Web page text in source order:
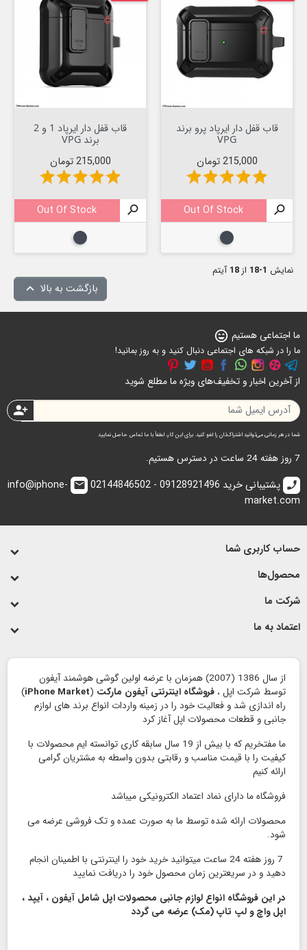
قاب قفل دار ایرپاد پرو برند
VPG
قیمت
215,000 تومان
star
star
star
star
star

Out Of Stock
مشکی
قاب قفل دار ایرپاد 1 و 2
برند VPG
قیمت
215,000 تومان
star
star
star
star
star

Out Of Stock
مشکی
نمایش 1-18 از 18 آیتم
بازگشت به بالا 
ما اجتماعی هستیم sentiment_very_satisfied
ما را در شبکه های اجتماعی دنبال کنید و به روز بمانید!
از آخرین اخبار و تخفیف‌های ویژه ما مطلع شوید
person_add
شما در هر زمانی می‌توانید اشتراک‌تان را لغو کنید. برای این کار، لطفاً با ما تماس حاصل نمایید
7 روز هفته 24 ساعت در دسترس هستیم.
call پشتیبانی خرید 09128921496 - 02144846502 email
info@iphone-
market.com
حساب کاربری شما
محصول‌ها
شرکت ما
اعتماد به ما
از سال 1386 (2007) همزمان با عرضه اولین گوشی هوشمند آیفون
توسط شرکت اپل ، فروشگاه اینترنتی آیفون مارکت (
iPhone Market
)
راه اندازی شد و فعالیت خود را در زمینه واردات انواع برند های لوازم
جانبی و قطعات محصولات اپل آغاز کرد
ما مفتخریم که با بیش از 19 سال سابقه کاری توانسته ایم محصولات با
کیفیت را با قیمت مناسب و رقابتی بدون واسطه به مشتریان گرامی
ارائه کنیم
فروشگاه ما دارای نماد اعتماد الكترونیكی میباشد
محصولات ارائه شده توسط ما به صورت عمده و تک فروشی عرضه می
شود.
7 روز هفته 24 ساعت میتوانید خرید خود را اینترنتی با اطمینان انجام
دهید و در سریعترین زمان محصول خود را دریافت نمایید
در این فروشگاه انواع لوازم جانبی محصولات اپل شامل آیفون ، آیپد ،
اپل واچ و لپ تاپ (مک) عرضه می گردد